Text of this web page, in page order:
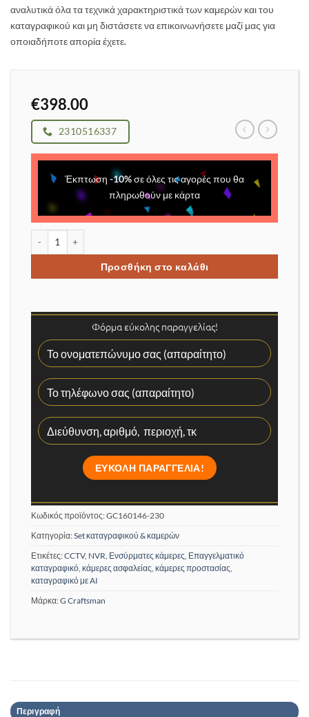
αναλυτικά όλα τα τεχνικά χαρακτηριστικά των καμερών και του
καταγραφικού και μη διστάσετε να επικοινωνήσετε μαζί μας για
οποιαδήποτε απορία έχετε.
€398.00
2310516337
Έκπτωση -10%σε όλες τις αγορές που θα
πληρωθούν με κάρτα
Προσθήκη στο καλάθι
Φόρμα εύκολης παραγγελίας!
Κωδικός προϊόντος:GC160146-230
Κατηγορία:Set καταγραφικού & καμερών
Ετικέτες:CCTV, NVR Ενσύρματες κάμερες Επαγγελματικό
καταγραφικό κάμερες ασφαλείας κάμερες προστασίας
καταγραφικό με AI
Μάρκα:G Craftsman
Περιγραφή